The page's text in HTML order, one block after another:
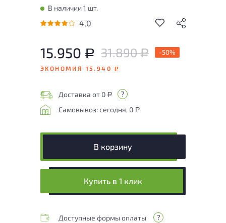
В наличии 1 шт.
4,0
15.950 Р 31.890Р -50%
ЭКОНОМИЯ 15.940Р
Доставка от 0 Р
Самовывоз: сегодня, 0 Р
В корзину
Купить в 1 клик
Доступные формы оплаты